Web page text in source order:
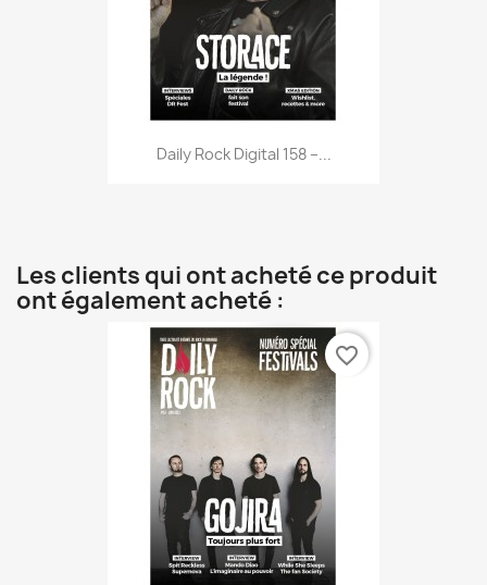
Daily Rock Digital 158 –...
Les clients qui ont acheté ce produit
ont également acheté :
favorite_border